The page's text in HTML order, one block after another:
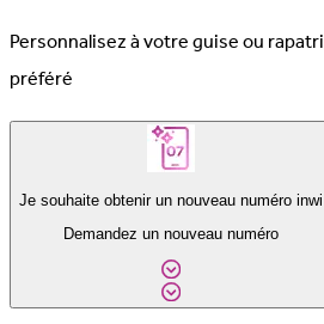
Personnalisez à votre guise ou
préféré
Je souhaite obtenir un nouveau numéro inwi
Demandez un nouveau numéro